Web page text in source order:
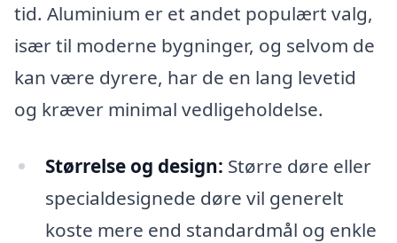
tid. Aluminium er et andet populært valg,
især til moderne bygninger, og selvom de
kan være dyrere, har de en lang levetid
og kræver minimal vedligeholdelse.
Størrelse og design: Større døre eller
specialdesignede døre vil generelt
koste mere end standardmål og enkle